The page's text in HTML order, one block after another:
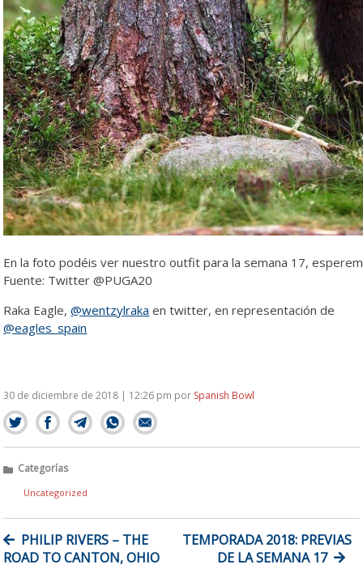
En la foto podéis ver nuestro outfit para la semana 17,
Fuente: Twitter @PUGA20
Raka Eagle,@wentzylraka en twitter, en representación de
@eagles_spain
30 de diciembre de 2018 | 12:26 pm por Spanish Bowl
Categorías
Uncategorized
DE
ENTRADAS
PHILIP RIVERS – THE
ROAD TO CANTON, OHIO
TEMPORADA 2018: PREVIAS
DE LA SEMANA 17